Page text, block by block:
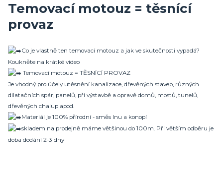
Temovací motouz = těsnící
provaz
Co je vlastně ten temovací motouz a jak ve skutečnosti vypadá?
Koukněte na krátké video
Temovací motouz = TĚSNÍCÍ PROVAZ
Je vhodný pro účely utěsnění kanalizace, dřevěných staveb, různých
dilatačních spár, panelů, při výstavbě a opravě domů, mostů, tunelů,
dřevěných chalup apod.
Materiál je 100% přírodní - směs lnu a konopí
skladem na prodejně máme většinou do 100m. Při větším odběru je
doba dodání 2-3 dny